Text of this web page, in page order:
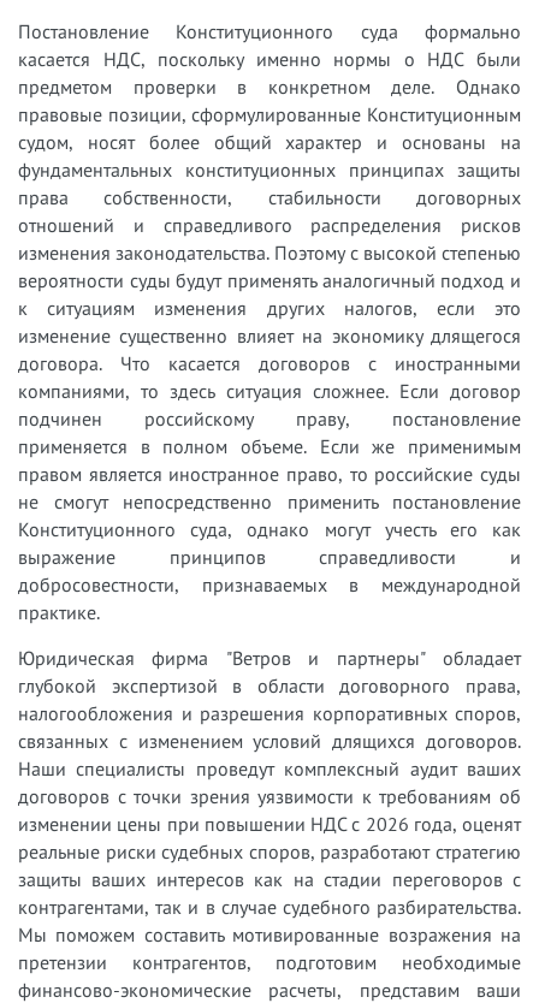
Постановление Конституционного суда формально
касается НДС, поскольку именно нормы о НДС были
предметом проверки в конкретном деле. Однако
правовые позиции, сформулированные Конституционным
судом, носят более общий характер и основаны на
фундаментальных конституционных принципах защиты
права собственности, стабильности договорных
отношений и справедливого распределения рисков
изменения законодательства. Поэтому с высокой степенью
вероятности суды будут применять аналогичный подход и
к ситуациям изменения других налогов, если это
изменение существенно влияет на экономику длящегося
договора. Что касается договоров с иностранными
компаниями, то здесь ситуация сложнее. Если договор
подчинен российскому праву, постановление
применяется в полном объеме. Если же применимым
правом является иностранное право, то российские суды
не смогут непосредственно применить постановление
Конституционного суда, однако могут учесть его как
выражение принципов справедливости и
добросовестности, признаваемых в международной
практике.
Юридическая фирма "Ветров и партнеры" обладает
глубокой экспертизой в области договорного права,
налогообложения и разрешения корпоративных споров,
связанных с изменением условий длящихся договоров.
Наши специалисты проведут комплексный аудит ваших
договоров с точки зрения уязвимости к требованиям об
изменении цены при повышении НДС с 2026 года, оценят
реальные риски судебных споров, разработают стратегию
защиты ваших интересов как на стадии переговоров с
контрагентами, так и в случае судебного разбирательства.
Мы поможем составить мотивированные возражения на
претензии контрагентов, подготовим необходимые
финансово-экономические расчеты, представим ваши